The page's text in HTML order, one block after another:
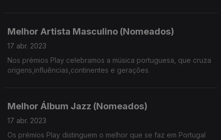
Melhor Artista Masculino (Nomeados)
17 abr. 2023
Nos prémios Play celebramos a música portuguesa, que cruza
origens,influências,continentes e gerações.
Melhor Álbum Jazz (Nomeados)
17 abr. 2023
Os prémios Play distinguem o melhor que se faz em Portugal